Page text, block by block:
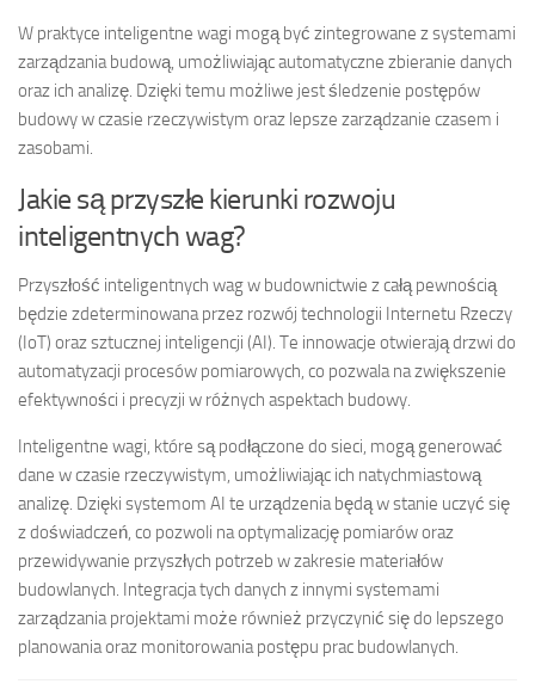
W praktyce inteligentne wagi mogą być zintegrowane z systemami
zarządzania budową, umożliwiając automatyczne zbieranie danych
oraz ich analizę. Dzięki temu możliwe jest śledzenie postępów
budowy w czasie rzeczywistym oraz lepsze zarządzanie czasem i
zasobami.
Jakie są przyszłe kierunki rozwoju
inteligentnych wag?
Przyszłość inteligentnych wag w budownictwie z całą pewnością
będzie zdeterminowana przez rozwój technologii Internetu Rzeczy
(IoT) oraz sztucznej inteligencji (AI). Te innowacje otwierają drzwi do
automatyzacji procesów pomiarowych, co pozwala na zwiększenie
efektywności i precyzji w różnych aspektach budowy.
Inteligentne wagi, które są podłączone do sieci, mogą generować
dane w czasie rzeczywistym, umożliwiając ich natychmiastową
analizę. Dzięki systemom AI te urządzenia będą w stanie uczyć się
z doświadczeń, co pozwoli na optymalizację pomiarów oraz
przewidywanie przyszłych potrzeb w zakresie materiałów
budowlanych. Integracja tych danych z innymi systemami
zarządzania projektami może również przyczynić się do lepszego
planowania oraz monitorowania postępu prac budowlanych.